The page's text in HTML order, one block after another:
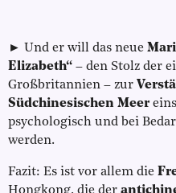
► Und er will das neue
Elizabeth“ – den Stolz der
Großbritannien – zur
Südchinesischen Meer
psychologisch und bei
werden.
Fazit: Es ist vor allem die
Hongkong, die der